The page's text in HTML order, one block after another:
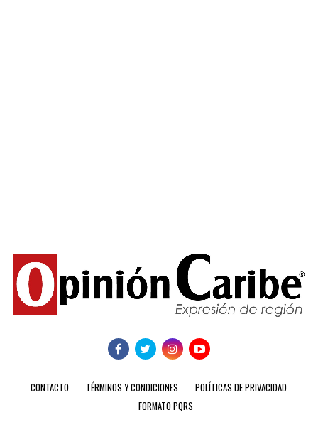
CONTACTO TÉRMINOS Y CONDICIONES
POLÍTICAS DE PRIVACIDAD
FORMATO PQRS